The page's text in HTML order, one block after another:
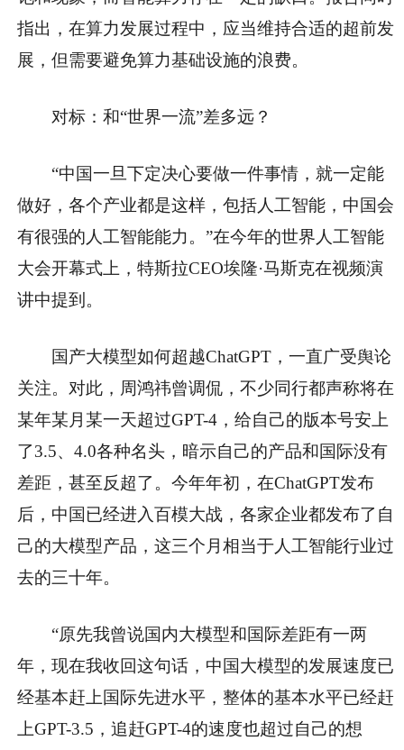
指出，在算力发展过程中，应当维持合适的超前发
展，但需要避免算力基础设施的浪费。
对标：和“世界一流”差多远？
“中国一旦下定决心要做一件事情，就一定能
做好，各个产业都是这样，包括人工智能，中国会
有很强的人工智能能力。”在今年的世界人工智能
大会开幕式上，特斯拉CEO埃隆·马斯克在视频演
讲中提到。
国产大模型如何超越ChatGPT，一直广受舆论
关注。对此，周鸿祎曾调侃，不少同行都声称将在
某年某月某一天超过GPT-4，给自己的版本号安上
了3.5、4.0各种名头，暗示自己的产品和国际没有
差距，甚至反超了。今年年初，在ChatGPT发布
后，中国已经进入百模大战，各家企业都发布了自
己的大模型产品，这三个月相当于人工智能行业过
去的三十年。
“原先我曾说国内大模型和国际差距有一两
年，现在我收回这句话，中国大模型的发展速度已
经基本赶上国际先进水平，整体的基本水平已经赶
上GPT-3.5，追赶GPT-4的速度也超过自己的想